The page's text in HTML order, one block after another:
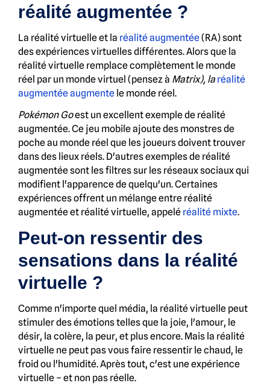
réalité augmentée ?
La réalité virtuelle et la réalité augmentée(RA) sont
des expériences virtuelles différentes. Alors que la
réalité virtuelle remplace complètement le monde
réel par un monde virtuel (pensez à Matrix), la réalité
augmentée augmente le monde réel.
Pokémon Goest un excellent exemple de réalité
augmentée. Ce jeu mobile ajoute des monstres de
poche au monde réel que les joueurs doivent trouver
dans des lieux réels. D'autres exemples de réalité
augmentée sont les filtres sur les réseaux sociaux qui
modifient l'apparence de quelqu'un. Certaines
expériences offrent un mélange entre réalité
augmentée et réalité virtuelle, appelé réalité mixte.
Peut-on ressentir des
sensations dans la réalité
virtuelle ?
Comme n'importe quel média, la réalité virtuelle peut
stimuler des émotions telles que la joie, l'amour, le
désir, la colère, la peur, et plus encore. Mais la réalité
virtuelle ne peut pas vous faire ressentir le chaud, le
froid ou l'humidité. Après tout, c'est une expérience
virtuelle – et non pas réelle.